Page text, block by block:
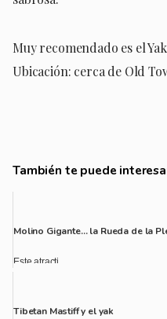
Muy recomendado es el
Ubicación: cerca de Old
También te puede
Molino Gigante… la Rueda de la
Este atracti...
Tibetan Mastiff y el yak